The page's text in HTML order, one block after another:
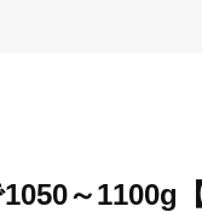
～1100g